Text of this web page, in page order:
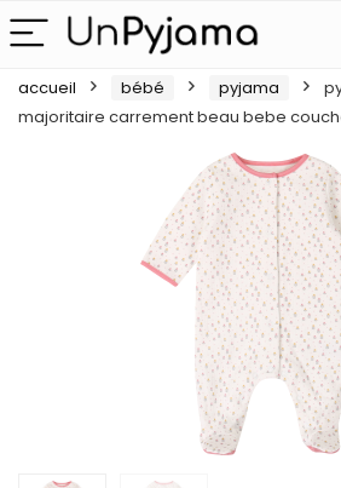
accueil bébé pyjama
majoritaire carrement beau bebe